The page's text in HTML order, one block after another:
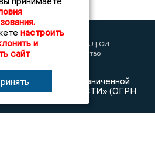
2017 © NEWSVLADIMIR.RU | СИ
«Информационное агентство
Общество с ограниченной
НОВОСТИ» (ОГРН
настроить
и
сайт